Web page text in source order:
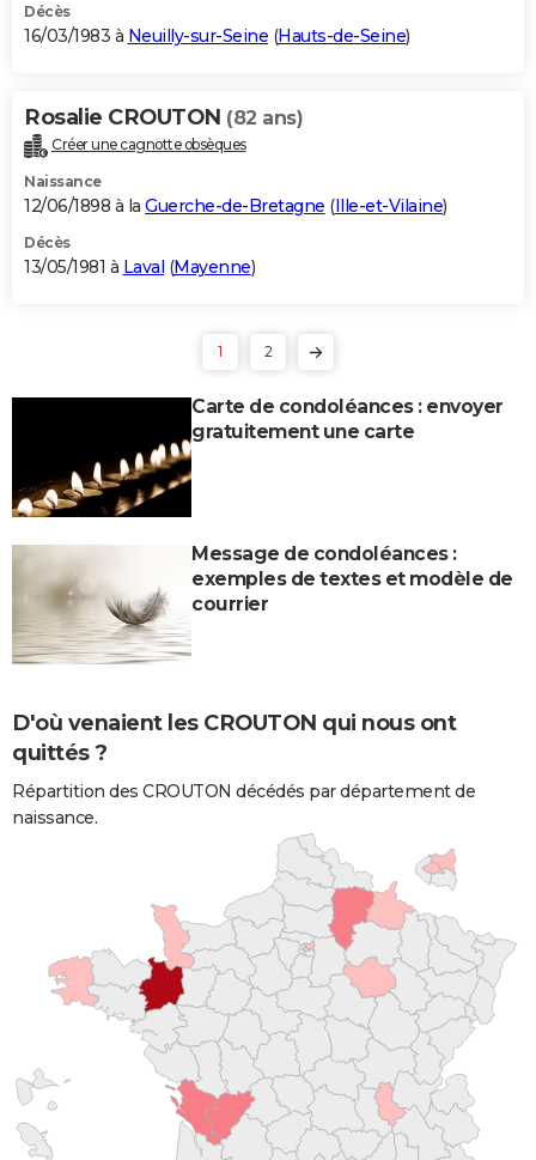
Décès
16/03/1983 à Neuilly-sur-Seine (Hauts-de-Seine)
Rosalie CROUTON (82 ans)
Créer une cagnotte obsèques
Naissance
12/06/1898 à la Guerche-de-Bretagne (Ille-et-Vilaine)
Décès
13/05/1981 à Laval (Mayenne)
1 2
Carte de condoléances : envoyer
gratuitement une carte
Message de condoléances :
exemples de textes et modèle de
courrier
D'où venaient les CROUTON qui nous ont
quittés ?
Répartition des CROUTON décédés par département de
naissance.